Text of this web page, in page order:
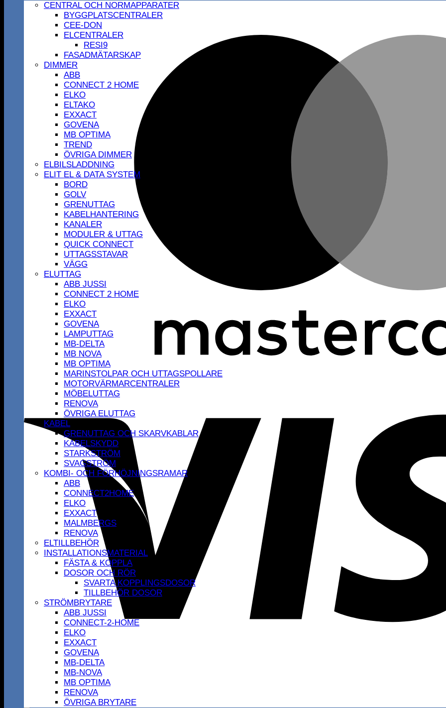
CENTRAL OCH NORMAPPARATER
BYGGPLATSCENTRALER
CEE-DON
ELCENTRALER
RESI9
FASADMÄTARSKAP
DIMMER
ABB
CONNECT 2 HOME
ELKO
ELTAKO
EXXACT
GOVENA
MB OPTIMA
TREND
ÖVRIGA DIMMER
ELBILSLADDNING
ELIT EL & DATA SYSTEM
BORD
GOLV
GRENUTTAG
KABELHANTERING
KANALER
MODULER & UTTAG
QUICK CONNECT
UTTAGSSTAVAR
VÄGG
ELUTTAG
ABB JUSSI
CONNECT 2 HOME
ELKO
EXXACT
GOVENA
LAMPUTTAG
MB-DELTA
MB NOVA
MB OPTIMA
MARINSTOLPAR OCH UTTAGSPOLLARE
MOTORVÄRMARCENTRALER
MÖBELUTTAG
RENOVA
ÖVRIGA ELUTTAG
KABEL
GRENUTTAG OCH SKARVKABLAR
KABELSKYDD
STARKSTRÖM
SVAGSTRÖM
KOMBI- OCH FÖRHÖJNINGSRAMAR
ABB
CONNECT2HOME
ELKO
EXXACT
MALMBERGS
RENOVA
ELTILLBEHÖR
INSTALLATIONSMATERIAL
FÄSTA & KOPPLA
DOSOR OCH RÖR
SVARTA KOPPLINGSDOSOR
TILLBEHÖR DOSOR
STRÖMBRYTARE
ABB JUSSI
CONNECT-2-HOME
ELKO
EXXACT
GOVENA
MB-DELTA
MB-NOVA
MB OPTIMA
RENOVA
ÖVRIGA BRYTARE